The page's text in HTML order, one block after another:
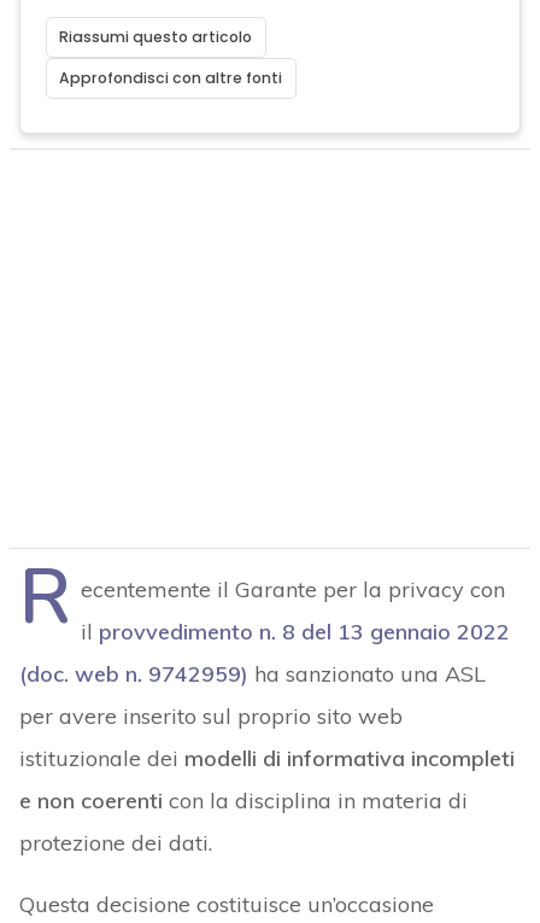
Riassumi questo articolo
Approfondisci con altre fonti
R ecentemente il Garante per la privacy con
il provvedimento n. 8 del 13 gennaio 2022
(doc. web n. 9742959) ha sanzionato una ASL
per avere inserito sul proprio sito web
istituzionale dei modelli di informativa incompleti
e non coerenti con la disciplina in materia di
protezione dei dati.
Questa decisione costituisce un’occasione